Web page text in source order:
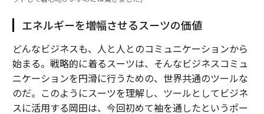
エネルギーを増幅させるスーツの価値
どんなビジネスも、人と人とのコミュニケーションから
始まる。戦略的に着るスーツは、そんなビジネスコミュ
ニケーションを円滑に行うための、世界共通のツールな
のだ。このようにスーツを理解し、ツールとしてビジネ
スに活用する岡田は、今回初めて袖を通したというポー